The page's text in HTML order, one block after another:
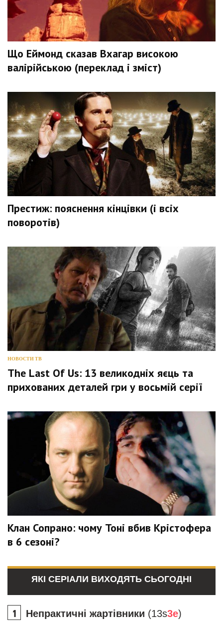
Що Еймонд сказав Вхагар високою
валірійською (переклад і зміст)
Престиж: пояснення кінцівки (і всіх
поворотів)
НОВОСТИ ТВ
The Last Of Us: 13 великодніх яєць та
прихованих деталей гри у восьмій серії
Клан Сопрано: чому Тоні вбив Крістофера
в 6 сезоні?
ЯКІ СЕРІАЛИ ВИХОДЯТЬ СЬОГОДНІ
Непрактичні жартівники (13s3e)